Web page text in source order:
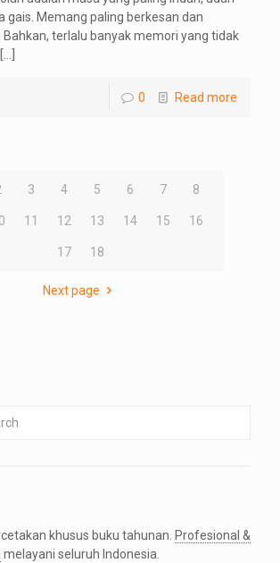
gais. Memang paling berkesan dan
terlalu banyak memori yang tidak
0 Read more
3 4 5 6 7 8
11 12 13 14 15 16
17 18
Next page
khusus buku tahunan. Profesional &
melayani seluruh Indonesia.